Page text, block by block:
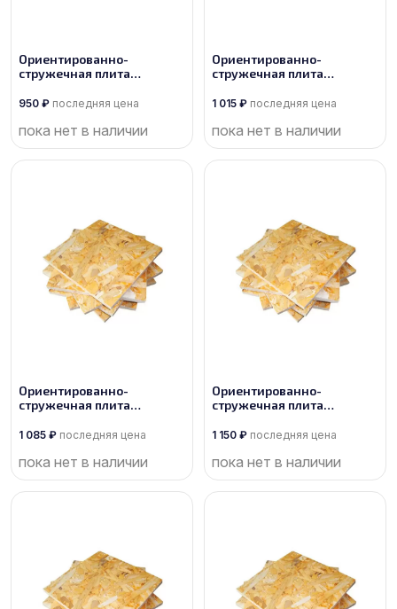
Ориентированно-
стружечная плита
950 ₽ последняя цена
пока нет в наличии
Ориентированно-
стружечная плита
1 015 ₽ последняя цена
пока нет в наличии
Ориентированно-
стружечная плита
1 085 ₽ последняя цена
пока нет в наличии
Ориентированно-
стружечная плита
1 150 ₽ последняя цена
пока нет в наличии